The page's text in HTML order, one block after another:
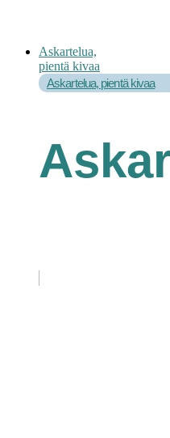
Askartelua,
pientä kivaa
Askartelua, pientä kivaa